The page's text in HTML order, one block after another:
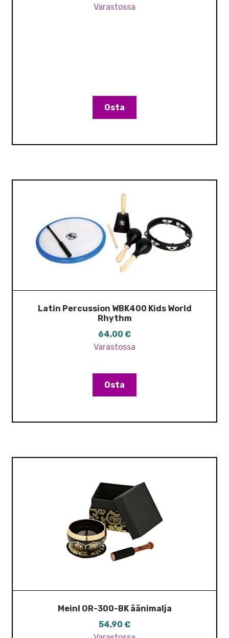
Varastossa
Osta
Latin Percussion WBK400 Kids World
Rhythm
64,00 €
Varastossa
Osta
Meinl OR-300-BK äänimalja
54,90 €